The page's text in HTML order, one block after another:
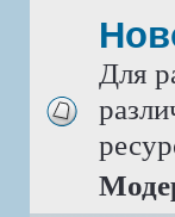
Для